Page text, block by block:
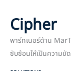
Cipher
พาร์ทเนอร์ด้าน
ซับซ้อนให้เป็นความ